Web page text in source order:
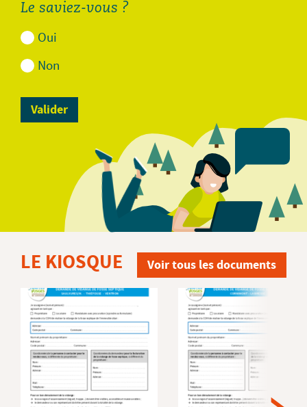
Le saviez-vous ?
Oui
Non
LE KIOSQUE Voir tous les documents